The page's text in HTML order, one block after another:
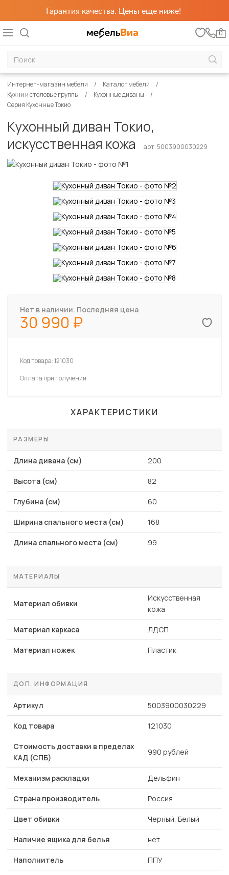
Гарантия качества. Цены еще ниже!
0
Интернет-магазин мебели
Каталог мебели
Кухни и столовые группы
Кухонные диваны
Серия Кухонные Токио
Кухонный диван Токио,
искусственная кожа
арт. 5003900030229
Нет в наличии. Последняя цена
30 990
Код товара:121030
Оплата при получении
ХАРАКТЕРИСТИКИ
РАЗМЕРЫ
Длина дивана (см) 200
Высота (см) 82
Глубина (см) 60
Ширина спального места (см) 168
Длина спального места (см) 99
МАТЕРИАЛЫ
Материал обивки
Искусственная
кожа
Материал каркаса ЛДСП
Материал ножек Пластик
ДОП. ИНФОРМАЦИЯ
Артикул 5003900030229
Код товара 121030
Стоимость доставки в пределах
КАД (СПБ)
990 рублей
Механизм раскладки Дельфин
Страна производитель Россия
Цвет обивки Черный, Белый
Наличие ящика для белья нет
Наполнитель ППУ